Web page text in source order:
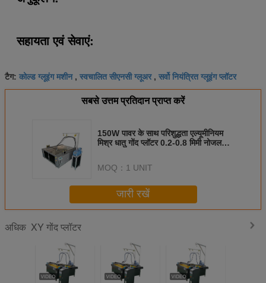
सहायता एवं सेवाएं:
टैग: कोल्ड ग्लूइंग मशीन, स्वचालित सीएनसी ग्लूअर, सर्वो नियंत्रित ग्लूइंग प्लॉटर
सबसे उत्तम प्रतिदान प्राप्त करें
150W पावर के साथ परिशुद्धता एल्यूमीनियम
मिश्र धातु गोंद प्लॉटर 0.2-0.8 मिमी नोजल
MOQ： 1 UNIT
जारी रखें
अधिक XY गोंद प्लॉटर